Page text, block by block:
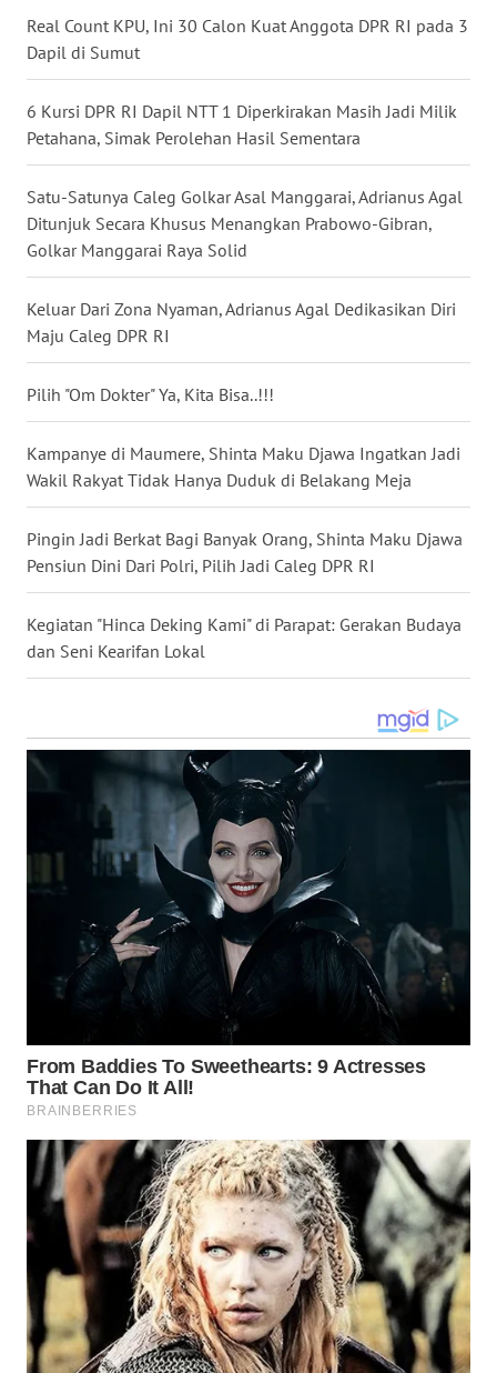
Real Count KPU, Ini 30 Calon Kuat Anggota DPR RI pada 3
Dapil di Sumut
6 Kursi DPR RI Dapil NTT 1 Diperkirakan Masih Jadi Milik
Petahana, Simak Perolehan Hasil Sementara
Satu-Satunya Caleg Golkar Asal Manggarai, Adrianus Agal
Ditunjuk Secara Khusus Menangkan Prabowo-Gibran,
Golkar Manggarai Raya Solid
Keluar Dari Zona Nyaman, Adrianus Agal Dedikasikan Diri
Maju Caleg DPR RI
Pilih "Om Dokter" Ya, Kita Bisa..!!!
Kampanye di Maumere, Shinta Maku Djawa Ingatkan Jadi
Wakil Rakyat Tidak Hanya Duduk di Belakang Meja
Pingin Jadi Berkat Bagi Banyak Orang, Shinta Maku Djawa
Pensiun Dini Dari Polri, Pilih Jadi Caleg DPR RI
Kegiatan "Hinca Deking Kami" di Parapat: Gerakan Budaya
dan Seni Kearifan Lokal
WN
KALTENG
WN
KALTARA
WN
KALSEL
WN
KALTIM
WN
WN
GORONTALO
WN
SULUT
WN
MALUKU
MALUT
WN
WN
TOBA
WN
WN
LANGKAT
WN
TAPANULI
SELATAN
WN
TANJUNG
LESUNG
WN